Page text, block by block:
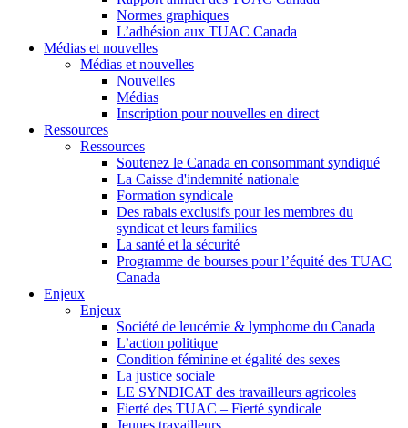
Normes graphiques
L’adhésion aux TUAC Canada
Médias et nouvelles
Médias et nouvelles
Nouvelles
Médias
Inscription pour nouvelles en direct
Ressources
Ressources
Soutenez le Canada en consommant syndiqué
La Caisse d'indemnité nationale
Formation syndicale
Des rabais exclusifs pour les membres du
syndicat et leurs families
La santé et la sécurité
Programme de bourses pour l’équité des TUAC
Canada
Enjeux
Enjeux
Société de leucémie & lymphome du Canada
L’action politique
Condition féminine et égalité des sexes
La justice sociale
LE SYNDICAT des travailleurs agricoles
Fierté des TUAC – Fierté syndicale